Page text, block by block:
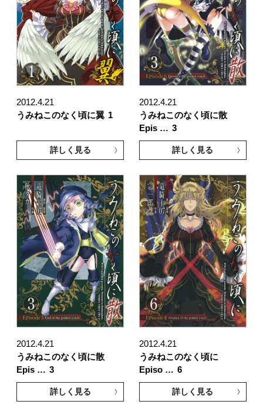
2012.4.21
うみねこのなく頃に翼 1
詳しく見る
2012.4.21
うみねこのなく頃に散
Epis … 3
詳しく見る
2012.4.21
うみねこのなく頃に散
Epis … 3
詳しく見る
2012.4.21
うみねこのなく頃に
Episo … 6
詳しく見る